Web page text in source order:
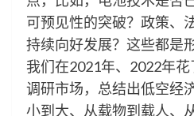
可预见性的突破？政策、
持续向好发展？这些都是
我们在2021年、2022年
调研市场，总结出低空经
小到大、从载物到载人、